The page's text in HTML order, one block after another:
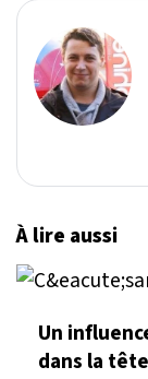
À lire aussi
Un
dans la